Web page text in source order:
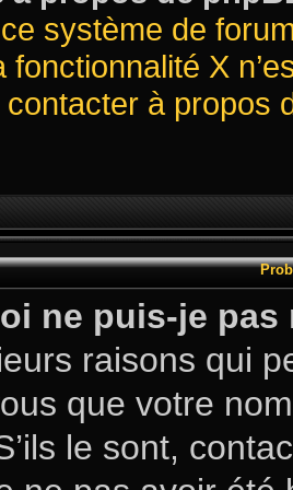
système de
fonctionnalité X
à propos
ne puis-je pas
raisons qui
que votre
le sont,